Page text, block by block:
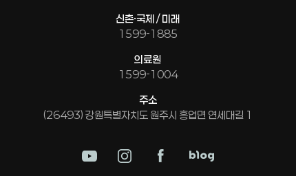
신촌·국제 / 미래
1599-1885
의료원
1599-1004
주소
(26493) 강원특별자치도 원주시 흥업면 연세대길 1